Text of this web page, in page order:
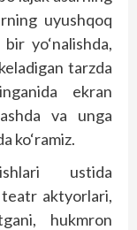
uyushqoq
yo‘nalishda,
tarzda
ekran
va unga
ko‘ramiz.
ustida
aktyorlari,
hukmron